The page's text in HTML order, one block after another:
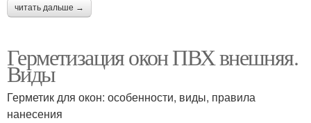
читать дальше →
Герметизация окон ПВХ внешняя.
Виды
Герметик для окон: особенности, виды, правила
нанесения